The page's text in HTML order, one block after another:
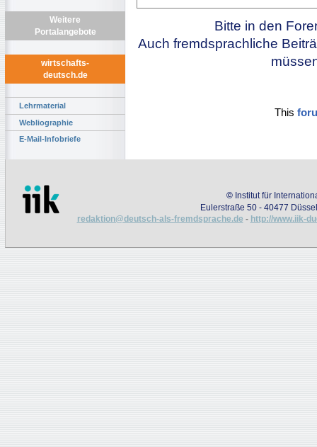
Weitere
Portalangebote
wirtschafts-
deutsch.de
Lehrmaterial
Webliographie
E-Mail-Infobriefe
Bitte in den
Auch fremdsprachliche
This
© Institut für
Eulerstraße 50 - 40477
redaktion@deutsch-als-fremdsprache.de - http://www.iik-